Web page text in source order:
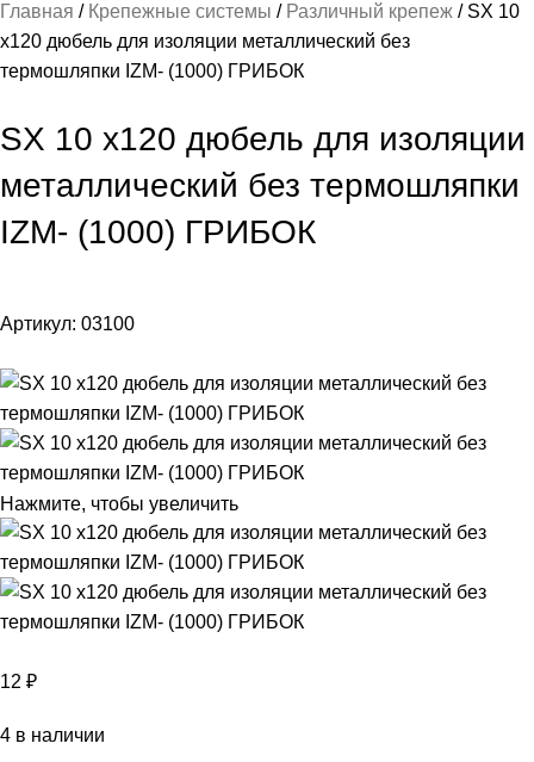
Главная Крепежные системы Различный крепеж
SX 10
х120 дюбель для изоляции металлический без
термошляпки IZM- (1000) ГРИБОК
SX 10 х120 дюбель для изоляции
металлический без термошляпки
IZM- (1000) ГРИБОК
Артикул: 03100
Нажмите, чтобы увеличить
12 ₽
4 в наличии